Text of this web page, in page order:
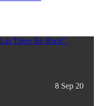
8 Sep 20